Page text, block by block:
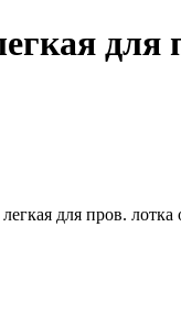
для
для пров.